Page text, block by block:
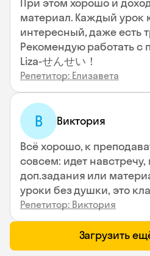
материал. Каждый урок
интересный, даже есть
Рекомендую работать с
Liza-せんせい！
Репетитор: Елизавета
В Виктория
Всё хорошо, к
совсем: идет
доп.задания или
уроки без душки, это
Репетитор: Виктория
Загрузить